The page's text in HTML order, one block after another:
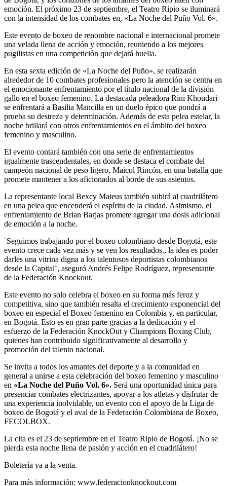
emoción. El próximo 23 de septiembre, el Teatro Ripio se iluminará
con la intensidad de los combates en, «La Noche del Puño Vol. 6».
Este evento de boxeo de renombre nacional e internacional promete
una velada llena de acción y emoción, reuniendo a los mejores
pugilistas en una competición que dejará huella.
En esta sexta edición de «La Noche del Puño», se realizarán
alrededor de 10 combates profesionales pero la atención se centra en
el emocionante enfrentamiento por el título nacional de la división
gallo en el boxeo femenino. La destacada peleadora Rini Khoudari
se enfrentará a Basilia Mancilla en un duelo épico que pondrá a
prueba su destreza y determinación. Además de esta pelea estelar, la
noche brillará con otros enfrentamientos en el ámbito del boxeo
femenino y masculino.
El evento contará también con una serie de enfrentamientos
igualmente trascendentales, en donde se destaca el combate del
campeón nacional de peso ligero, Maicol Rincón, en una batalla que
promete mantener a los afi­cionados al borde de sus asientos.
La representante local Bexcy Mateus también subirá al cuadrilátero
en una pelea que encenderá el espíritu de la ciudad. Asimismo, el
enfrentamiento de Brian Barjas promete agregar una dosis adicional
de emoción a la noche.
¨Seguimos trabajando por el boxeo colombiano desde Bogotá, este
evento crece cada vez más y se ven los resultados., la idea es poder
darles una vitrina digna a los talentosos deportistas colombianos
desde la Capital¨, aseguró Andrés Felipe Rodríguez, representante
de la Federación Knockout.
Este evento no solo celebra el boxeo en su forma más feroz y
competitiva, sino que también resalta el crecimiento exponencial del
boxeo en especial el Boxeo femenino en Colombia y, en particular,
en Bogotá. Esto es en gran parte gracias a la dedicación y el
esfuerzo de la Federación KnockOut y Champions Boxing Club,
quienes han contribuido signi­ficativamente al desarrollo y
promoción del talento nacional.
Se invita a todos los amantes del deporte y a la comunidad en
general a unirse a esta celebración del boxeo femenino y masculino
en «La Noche del Puño Vol. 6». Será una oportunidad única para
presenciar combates electrizantes, apoyar a los atletas y disfrutar de
una experiencia inolvidable, un evento con el apoyo de la Liga de
boxeo de Bogotá y el aval de la Federación Colombiana de Boxeo,
FECOLBOX.
La cita es el 23 de septiembre en el Teatro Ripio de Bogotá. ¡No se
pierda esta noche llena de pasión y acción en el cuadrilátero!
Boletería ya a la venta.
Para más información: www.federacionknockout.com